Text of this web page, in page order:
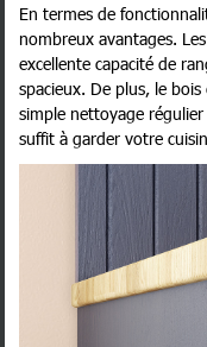
En termes de
nombreux avantages.
excellente capacité de
spacieux. De plus, le
simple nettoyage
suffit à garder votre